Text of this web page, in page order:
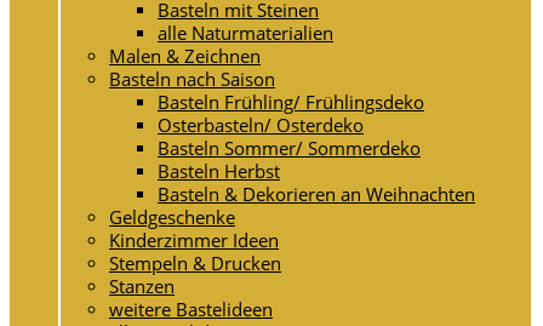
Basteln mit Steinen
alle Naturmaterialien
Malen & Zeichnen
Basteln nach Saison
Basteln Frühling/ Frühlingsdeko
Osterbasteln/ Osterdeko
Basteln Sommer/ Sommerdeko
Basteln Herbst
Basteln & Dekorieren an Weihnachten
Geldgeschenke
Kinderzimmer Ideen
Stempeln & Drucken
Stanzen
weitere Bastelideen